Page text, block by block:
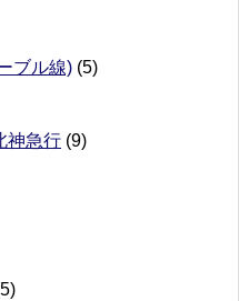
ブル線) (5)
神急行 (9)